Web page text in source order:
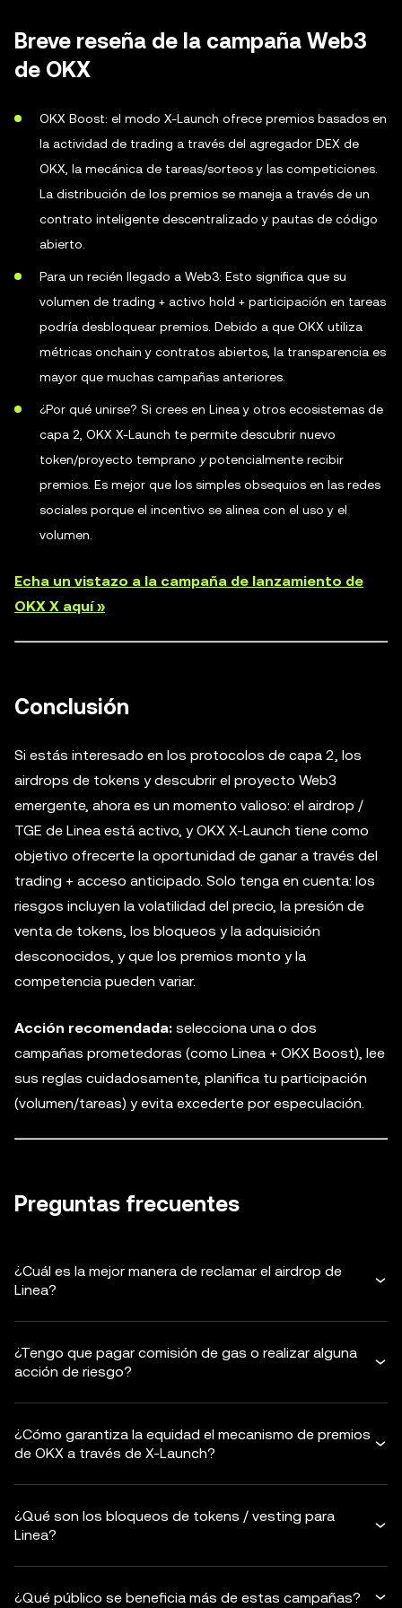
Breve reseña de la campaña Web3
de OKX
OKX Boost: el modo X-Launch ofrece premios basados en
la actividad de trading a través del agregador DEX de
OKX, la mecánica de tareas/sorteos y las competiciones.
La distribución de los premios se maneja a través de un
contrato inteligente descentralizado y pautas de código
abierto.
Para un recién llegado a Web3: Esto significa que su
volumen de trading + activo hold + participación en tareas
podría desbloquear premios. Debido a que OKX utiliza
métricas onchain y contratos abiertos, la transparencia es
mayor que muchas campañas anteriores.
¿Por qué unirse? Si crees en Linea y otros ecosistemas de
capa 2, OKX X-Launch te permite descubrir nuevo
token/proyecto temprano ypotencialmente recibir
premios. Es mejor que los simples obsequios en las redes
sociales porque el incentivo se alinea con el uso y el
volumen.
Echa un vistazo a la campaña de lanzamiento de
OKX X aquí »
Conclusión
Si estás interesado en los protocolos de capa 2, los
airdrops de tokens y descubrir el proyecto Web3
emergente, ahora es un momento valioso: el airdrop /
TGE de Linea está activo, y OKX X-Launch tiene como
objetivo ofrecerte la oportunidad de ganar a través del
trading + acceso anticipado. Solo tenga en cuenta: los
riesgos incluyen la volatilidad del precio, la presión de
venta de tokens, los bloqueos y la adquisición
desconocidos, y que los premios monto y la
competencia pueden variar.
Acción recomendada: selecciona una o dos
campañas prometedoras (como Linea + OKX Boost), lee
sus reglas cuidadosamente, planifica tu participación
(volumen/tareas) y evita excederte por especulación.
Preguntas frecuentes
¿Cuál es la mejor manera de reclamar el airdrop de
Linea?
¿Tengo que pagar comisión de gas o realizar alguna
acción de riesgo?
¿Cómo garantiza la equidad el mecanismo de premios
de OKX a través de X-Launch?
¿Qué son los bloqueos de tokens / vesting para
Linea?
¿Qué público se beneficia más de estas campañas?